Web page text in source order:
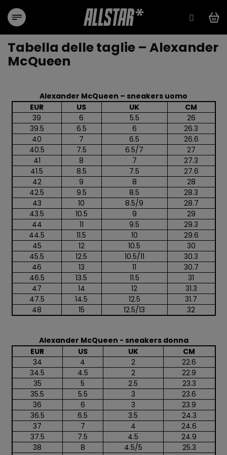
contenuto
Tabella delle taglie – Alexander
McQueen
Alexander McQueen – sneakers uomo
EUR
US UK
CM
39
6 5.5
26
39.5
6.5 6
26.3
40
7 6.5
26.6
40.5
7.5 6.5/7
27
41
8 7
27.3
41.5
8.5 7.5
27.6
42
9 8
28
42.5
9.5 8.5
28.3
43
10 8.5/9
28.7
43.5
10.5 9
29
44
11 9.5
29.3
44.5
11.5 10
29.6
45
12 10.5
30
45.5
12.5 10.5/11
30.3
46
13 11
30.7
46.5
13.5 11.5
31
47
14 12
31.3
47.5
14.5 12.5
31.7
48
15 12.5/13 32
Alexander McQueen - sneakers donna
EUR
US UK
CM
34
4 2
22.6
34.5
4.5 2
22.9
35
5 2.5
23.3
35.5
5.5 3
23.6
36
6 3
23.9
36.5
6.5 3.5
24.3
37
7 4
24.6
37.5
7.5 4.5
24.9
38
8 4.5/5
25.3